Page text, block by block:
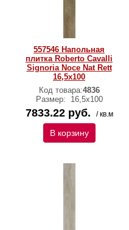
557546 Напольная
плитка Roberto Cavalli
Signoria Noce Nat Rett
16,5x100
Код товара:4836
Размер:
16,5x100
7833.22 руб. / кв.м
В корзину